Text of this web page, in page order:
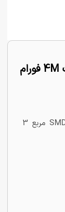
چراغ زیر پله ای SMD مربع 3 وات 4M فورام
چراغ زیر پله ای SMD مربع 3